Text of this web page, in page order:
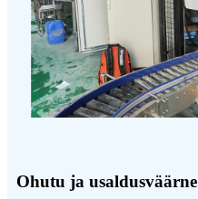
Ohutu ja usaldusväärne